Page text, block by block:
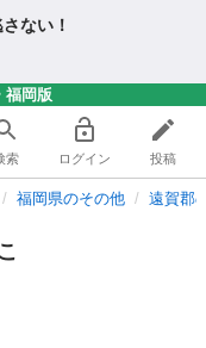
ない！
福岡版
索 ログイン 投稿
福岡県のその他 遠賀郡